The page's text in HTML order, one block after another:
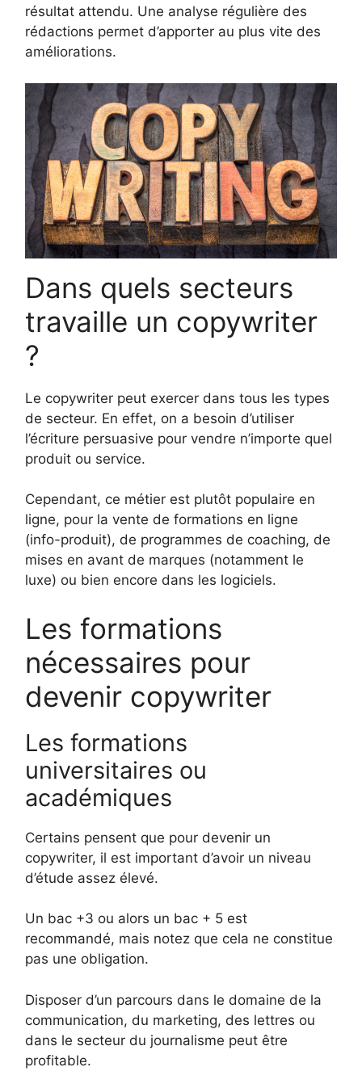
résultat attendu. Une analyse régulière des
rédactions permet d’apporter au plus vite des
améliorations.
Dans quels secteurs
travaille un copywriter
?
Le copywriter peut exercer dans tous les types
de secteur. En effet, on a besoin d’utiliser
l’écriture persuasive pour vendre n’importe quel
produit ou service.
Cependant, ce métier est plutôt populaire en
ligne, pour la vente de formations en ligne
(info-produit), de programmes de coaching, de
mises en avant de marques (notamment le
luxe) ou bien encore dans les logiciels.
Les formations
nécessaires pour
devenir copywriter
Les formations
universitaires ou
académiques
Certains pensent que pour devenir un
copywriter, il est important d’avoir un niveau
d’étude assez élevé.
Un bac +3 ou alors un bac + 5 est
recommandé, mais notez que cela ne constitue
pas une obligation.
Disposer d’un parcours dans le domaine de la
communication, du marketing, des lettres ou
dans le secteur du journalisme peut être
profitable.